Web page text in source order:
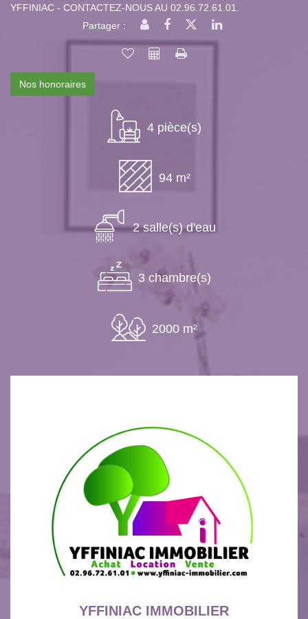
YFFINIAC - CONTACTEZ-NOUS AU 02.96.72.61.01.
Partager :
Nos honoraires
4 pièce(s)
94 m²
2 salle(s) d'eau
3 chambre(s)
2000 m²
YFFINIAC IMMOBILIER